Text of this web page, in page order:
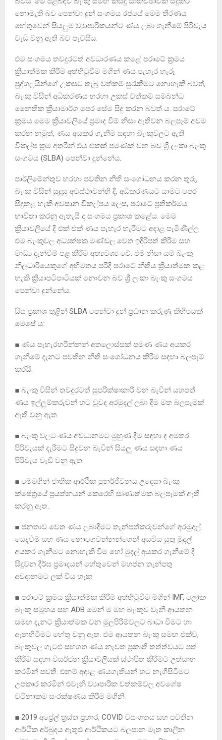
නොමැති බව පෙන්වා දුන් සංගමය රජයේ මෙම තීරණය
හේතුවෙන් සියලුම ව්‍යාපාරිකයන්ට ණය ලබා ගැනීමේ පිරිවැය
වැඩි වනු ඇති බව පැවසීය.
එම සංගමය තවදුරටත් අවධාරණය කළේ පරාටේ ක්‍රමය
ක්‍රියාත්මක කිරීම අත්හිටුවීම මගින් ණය පැහැර හැරූ
පුද්ගලයින්ගේ උකසට තැබූ වත්කම් සුරැකීමට නොහැකි බවත්,
බැංකු විසින් අධිකරණය හරහා උකස් වත්කම් සම්බන්ධ
නෛතික ක්‍රියාමාර්ග පෙර සේම සිදු කරන බවත් ය. පරාටේ
ක්‍රමය මෙම ක්‍රියාවලියේ ප්‍රමාද වීම් නිසා ඇතිවන බලපෑම් අවම
කරන නමුත්, ණය අයකර ගැනීම සඳහා බැංකුවලට ඇති
විකල්ප ක්‍රම අතරින් එය එකක් පමණක් වන බව ශ්‍රී ලංකා බැංකු
සංගමය (SLBA) පෙන්වා දුන්නේය.
පාර්ලිමේන්තුව හරහා පවතින නීති සංශෝධනය කරන තුරු,
බැංකු විසින් සුදුසු අවස්ථාවන්හි දී, අධිකරණයට යාමට පෙර
සිදුකළ හැකි අවසාන විකල්පය ලෙස, පරාටේ ප්‍රතිකර්මය
භාවිතා කරනු ඇතැයි ද සංගමය ප්‍රකාශ කළේය. මෙම
ක්‍රියාවලියේ දී එක් එක් ණය පැහැර හැරීමට අදාළ පැමිණිල්ල
එම බැංකුවල අධ්‍යක්ෂක මණ්ඩල වෙත ඉදිරිපත් කිරීම සහ
මාධ්‍ය දැන්වීම් පළ කිරීම අත්‍යවශ්‍ය වේ. එම නිසා යම් බැංකු
නිලධාරියෙකුගේ අභිමතය පරිදි පරාටේ නීතිය ක්‍රියාත්මක කළ
හැකි ක්‍රියාපටිපාටියක් නොවන බව ශ්‍රී ලංකා බැංකු සංගමය
පෙන්වා දුන්නේය.
සිය ප්‍රකාශ තුළින් SLBA පෙන්වා දුන් ප්‍රධාන කරුණු කිහිපයක්
මෙසේ ය:
■ ණය පැහැරහරින්නන් අතලොස්සක් පමණ ණය අයකර
ගැනීමේ දැනට පවතින නීති සංශෝධනය කිරීම සඳහා බලපෑම්
කරයි.
■ බැංකු විසින් තවදුරටත් සුපරීක්ෂාකාරී වන බැවින් යහපත්
ණය ඉල්ලුම්කරුවන් හට වූවද අරමුදල් ලබා දීම මත බලපෑමක්
ඇති වනු ඇත.
■ බැංකු වලට ණය අවධානමට මුහුණ දීම සඳහා ද අමතර
පිරිවැයක් දැරීමට සිදුවන බැවින් සියලු ණය සඳහා ණය
පිරිවැය වැඩි වනු ඇත.
■ මෙමගින් ජාතික ආර්ථික පුනර්ජීවනය උදෙසා බැංකු
ක්ෂේත්‍රයේ ප්‍රයත්නයන් කෙරෙහි සෘණාත්මක බලපෑමක් ඇති
කරනු ඇත.
■ ජනතාව වෙත ණය ලබාදීමට තැන්පත්කරුවන්ගේ අරමුදල්
යෙදවීම සහ ණය නොගෙවන්නන්ගෙන් අයවිය යුතු මුදල්
අයකර ගැනීමට නොහැකි විම හෝ මුදල් අයකර ගැනීමේ දී
සිදුවන දීර්ඝ ප්‍රමාදයන් හේතුවෙන් මහජන තැන්පතු
අවදානමට ලක් විය හැක.
■ පරාටේ ක්‍රමය ක්‍රියාත්මක කිරීම අත්හිටුවීම මගින් IMF, ලෝක
බැංකු සමූහය සහ ADB මෙන් ම මහ බැංකුව වැනි ආයතන
සමඟ දැනට ක්‍රියාත්මක වන මුලපිරීම්වලට බාධා වීමට හා
ඇනහිටීමට හේතු වනු ඇත. එම ආයතන බැංකු සමඟ එක්ව,
බැංකුවල ගැටළු සහගත ණය නැවත ප්‍රකෘති තත්ත්වයට පත්
කිරීම සඳහා විසර්ජන ක්‍රියාවලියක් ස්ථාපිත කිරීමට උත්සාහ
කරමින් පවතී. එනම් අදාළ ණයගැතියන් හට නැගීසිටීමට
උපකාර කරමින් එවැනි ව්‍යාපාරික වත්කම්වල අවශේෂ
වටිනාකම සංරක්ෂණය කිරීම මගිනි.
■ 2019 අප්‍රේල් ත්‍රස්ත ප්‍රහාර, COVID වසංගතය සහ පවතින
ආර්ථික අර්බුදය ඇතුළු ආර්ථිකයට බලපාන මෑත කාලීන